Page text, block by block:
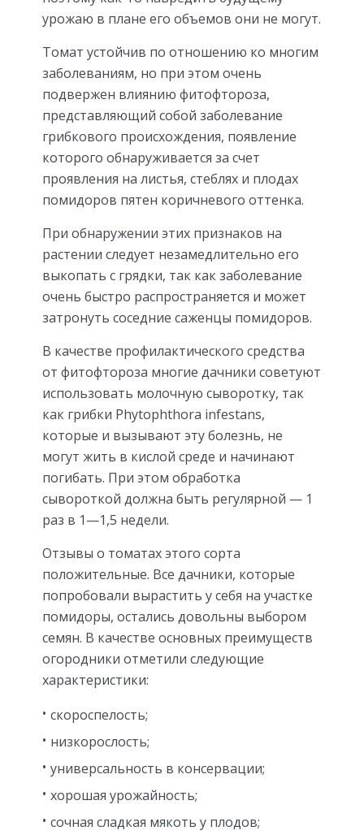
урожаю в плане его объемов они не могут.
Томат устойчив по отношению ко многим
заболеваниям, но при этом очень
подвержен влиянию фитофтороза,
представляющий собой заболевание
грибкового происхождения, появление
которого обнаруживается за счет
проявления на листья, стеблях и плодах
помидоров пятен коричневого оттенка.
При обнаружении этих признаков на
растении следует незамедлительно его
выкопать с грядки, так как заболевание
очень быстро распространяется и может
затронуть соседние саженцы помидоров.
В качестве профилактического средства
от фитофтороза многие дачники советуют
использовать молочную сыворотку, так
как грибки Phytophthora infestans,
которые и вызывают эту болезнь, не
могут жить в кислой среде и начинают
погибать. При этом обработка
сывороткой должна быть регулярной — 1
раз в 1—1,5 недели.
Отзывы о томатах этого сорта
положительные. Все дачники, которые
попробовали вырастить у себя на участке
помидоры, остались довольны выбором
семян. В качестве основных преимуществ
огородники отметили следующие
характеристики:
скороспелость;
низкорослость;
универсальность в консервации;
хорошая урожайность;
сочная сладкая мякоть у плодов;